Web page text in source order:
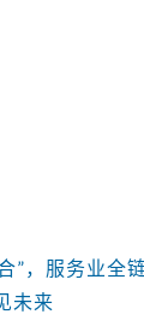
”，服务业全
未来